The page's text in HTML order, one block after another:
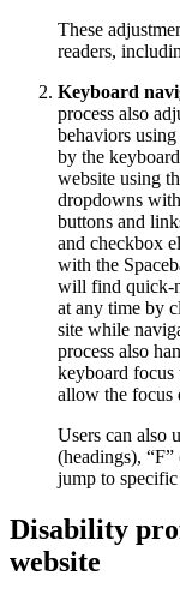
These
readers,
Keyboard
process also
behaviors
by the
website using
dropdowns
buttons and
and checkbox
with the
will find quick-
at any time by
site while
process also
keyboard focus
allow the focus
Users can also
(headings),
jump to specific
Disability
website